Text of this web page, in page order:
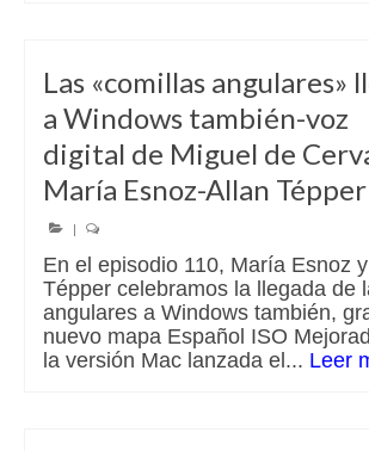
Las «comillas angulares»
a Windows también-voz
digital de Miguel de
María Esnoz-Allan Tépper
|
En el episodio 110, María Esnoz
Tépper celebramos la llegada de
angulares a Windows también,
nuevo mapa Español ISO
la versión Mac lanzada el... Leer